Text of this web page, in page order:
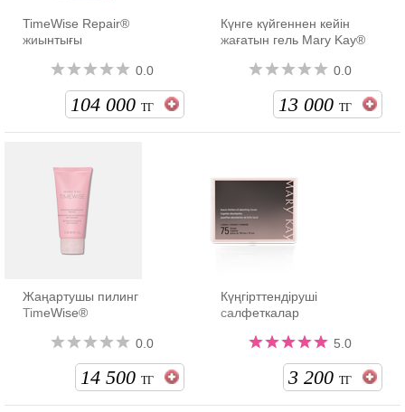
TimeWise Repair®
жиынтығы
0.0
104 000 ТГ
Күнге күйгеннен кейін
жағатын гель Mary Kay®
0.0
13 000 ТГ
Жаңартушы пилинг
TimeWise®
0.0
14 500 ТГ
Күңгірттендіруші
салфеткалар
5.0
3 200 ТГ